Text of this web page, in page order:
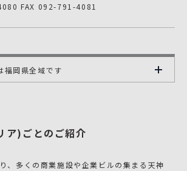
FAX 092-791-4081
福岡県全域です
ア)ごとのご紹介
、多くの商業施設や企業ビルの集まる天神